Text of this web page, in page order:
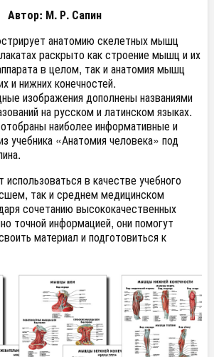
Автор: М. Р. Сапин
анатомию скелетных мышц
раскрыто как строение мышц и их
в целом, так и анатомия мышц
и нижних конечностей.
изображения дополнены названиями
на русском и латинском языках.
наиболее информативные и
учебника «Анатомия человека» под
в качестве учебного
так и среднем медицинском
сочетанию высококачественных
точной информацией, они помогут
материал и подготовиться к